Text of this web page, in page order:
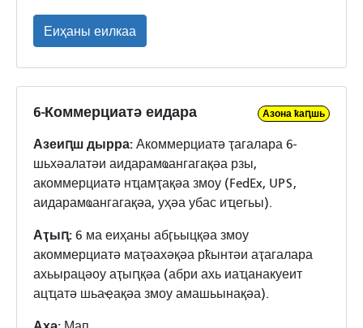
Еиҳаны еилкаа
6-Коммерциатә еидара Азона ҟаԥшь
Азеиԥш дырра: Акоммерциатә ҭагалара 6-
шьхәалатәи аидарамҩангагақәа рзы,
акоммерциатә нҵамҭақәа змоу (FedEx, UPS,
аидарамҩангагақәа, уҳәа убас иҵегьы).
Аҭыԥ: 6 ма еиҳаны абӷьыцқәа змоу
акоммерциатә маҭәахәқәа рҟынтәи аҭагалара
ахьырацәоу аҭыԥқәа (абри ахь иаҵанакуеит
ацҵатә шьаҿақәа змоу амашьынақәа).